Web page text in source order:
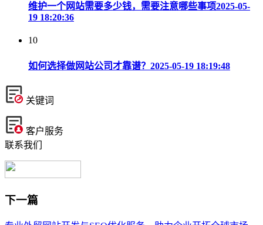
维护一个网站需要多少钱，需要注意哪些事项2025-05-
19 18:20:36
10
如何选择做网站公司才靠谱？ 2025-05-19 18:19:48
关键词
客户服务
联系我们
下一篇